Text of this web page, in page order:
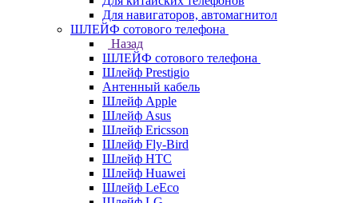
Для навигаторов, автомагнитол
ШЛЕЙФ сотового телефона
Назад
ШЛЕЙФ сотового телефона
Шлейф Prestigio
Антенный кабель
Шлейф Apple
Шлейф Asus
Шлейф Ericsson
Шлейф Fly-Bird
Шлейф HTC
Шлейф Huawei
Шлейф LeEco